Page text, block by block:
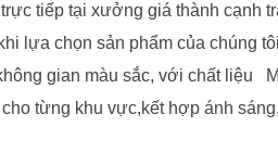
tiếp tại xưởng giá thành cạnh
lựa chọn sản phẩm của chúng
gian màu sắc, với chất liệu
từng khu vực,kết hợp ánh